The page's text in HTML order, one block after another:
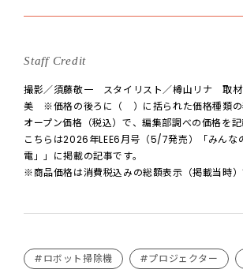
Staff Credit
撮影／須藤敬一 スタイリスト／樽山リナ 取材
美 ※価格の後ろに（ ）に括られた価格種類の
オープン価格（税込）で、編集部調べの価格を記
こちらは2026年LEE6月号（5/7発売）「みんな
電」」に掲載の記事です。
※商品価格は消費税込みの総額表示（掲載当時）
#ロボット掃除機 #プロジェクター